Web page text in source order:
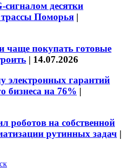
десятки
Поморья |
чаще покупать готовые
| 14.07.2026
электронных гарантий
бизнеса на 76% |
роботов на собственной
рутинных задач |